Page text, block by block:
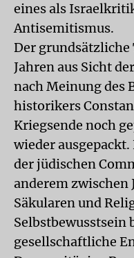
eines als
Antisemitismus.
Der
Jahren aus Sicht
nach Meinung des
historikers
Kriegsende noch
wieder
der jüdischen
anderem zwischen
Säkularen und
Selbstbewusstsein
gesellschaftliche